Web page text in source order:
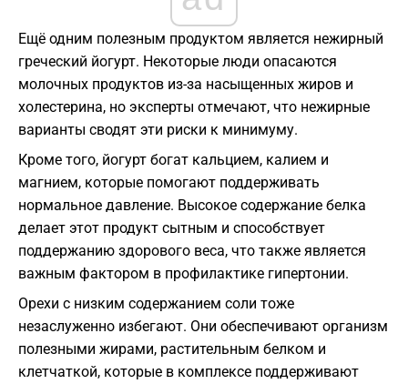
Ещё одним полезным продуктом является нежирный
греческий йогурт. Некоторые люди опасаются
молочных продуктов из-за насыщенных жиров и
холестерина, но эксперты отмечают, что нежирные
варианты сводят эти риски к минимуму.
Кроме того, йогурт богат кальцием, калием и
магнием, которые помогают поддерживать
нормальное давление. Высокое содержание белка
делает этот продукт сытным и способствует
поддержанию здорового веса, что также является
важным фактором в профилактике гипертонии.
Орехи с низким содержанием соли тоже
незаслуженно избегают. Они обеспечивают организм
полезными жирами, растительным белком и
клетчаткой, которые в комплексе поддерживают